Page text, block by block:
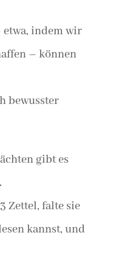
indem wir
– können
bewusster
gibt es
Zettel, falte sie
kannst, und